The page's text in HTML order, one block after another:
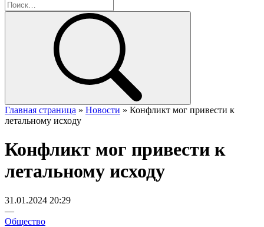
Главная страница » Новости » Конфликт мог привести к
летальному исходу
Конфликт мог привести к
летальному исходу
31.01.2024 20:29
—
Общество